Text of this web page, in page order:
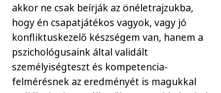
akkor ne csak beírják az önéletrajzukba,
hogy én csapatjátékos vagyok, vagy jó
konfliktuskezelő készségem van, hanem a
pszichológusaink által validált
személyiségteszt és kompetencia-
felmérésnek az eredményét is magukkal